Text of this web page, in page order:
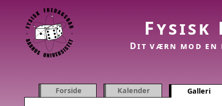
Fysisk
Dit værn mod
Forside Kalender Galleri